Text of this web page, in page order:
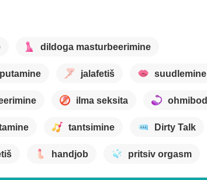
dildoga masturbeerimine
jalafetiš suudlemine
ilma seksita ohmibod
tantsimine Dirty Talk
handjob pritsiv orgasm